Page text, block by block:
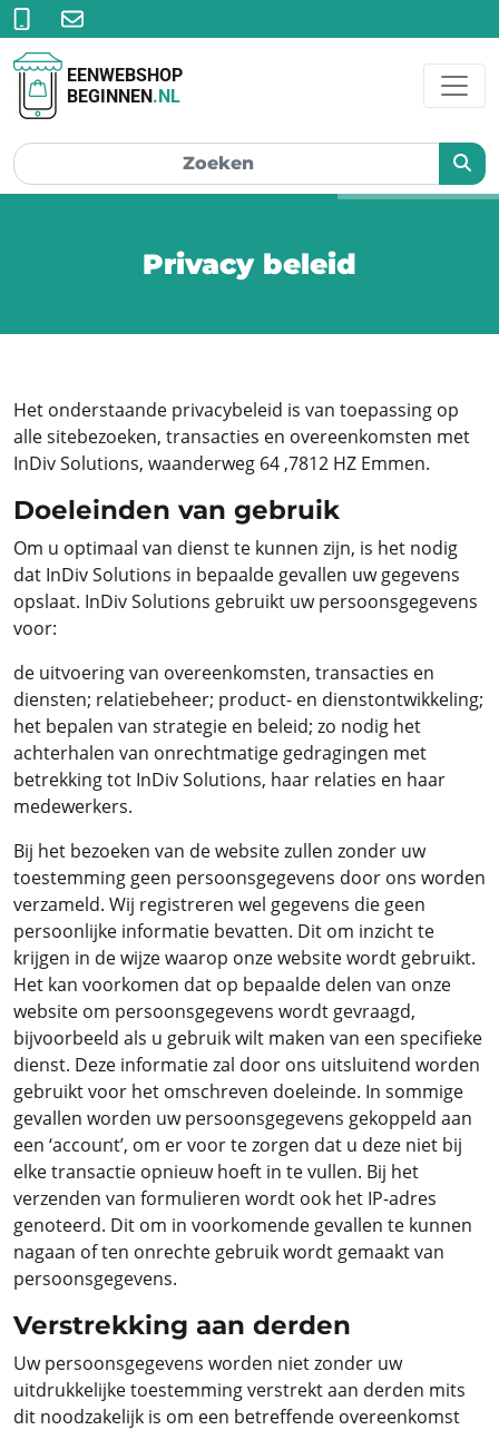
EENWEBSHOP
BEGINNEN.NL
Privacy beleid
Het onderstaande privacybeleid is van toepassing op
alle sitebezoeken, transacties en overeenkomsten met
InDiv Solutions, waanderweg 64 ,7812 HZ Emmen.
Doeleinden van gebruik
Om u optimaal van dienst te kunnen zijn, is het nodig
dat InDiv Solutions in bepaalde gevallen uw gegevens
opslaat. InDiv Solutions gebruikt uw persoonsgegevens
voor:
de uitvoering van overeenkomsten, transacties en
diensten; relatiebeheer; product- en dienstontwikkeling;
het bepalen van strategie en beleid; zo nodig het
achterhalen van onrechtmatige gedragingen met
betrekking tot InDiv Solutions, haar relaties en haar
medewerkers.
Bij het bezoeken van de website zullen zonder uw
toestemming geen persoonsgegevens door ons worden
verzameld. Wij registreren wel gegevens die geen
persoonlijke informatie bevatten. Dit om inzicht te
krijgen in de wijze waarop onze website wordt gebruikt.
Het kan voorkomen dat op bepaalde delen van onze
website om persoonsgegevens wordt gevraagd,
bijvoorbeeld als u gebruik wilt maken van een specifieke
dienst. Deze informatie zal door ons uitsluitend worden
gebruikt voor het omschreven doeleinde. In sommige
gevallen worden uw persoonsgegevens gekoppeld aan
een ‘account’, om er voor te zorgen dat u deze niet bij
elke transactie opnieuw hoeft in te vullen. Bij het
verzenden van formulieren wordt ook het IP-adres
genoteerd. Dit om in voorkomende gevallen te kunnen
nagaan of ten onrechte gebruik wordt gemaakt van
persoonsgegevens.
Verstrekking aan derden
Uw persoonsgegevens worden niet zonder uw
uitdrukkelijke toestemming verstrekt aan derden mits
dit noodzakelijk is om een betreffende overeenkomst